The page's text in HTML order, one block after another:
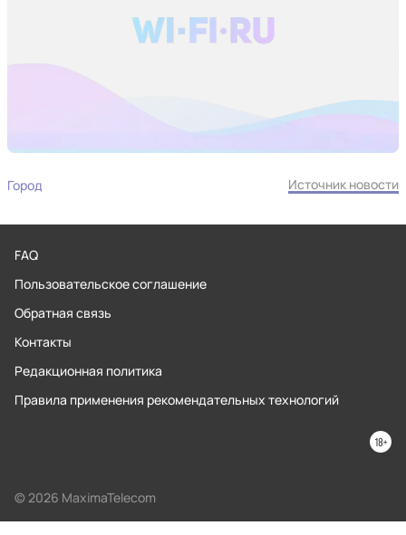
Город Источник новости
FAQ
Пользовательское соглашение
Обратная связь
Контакты
Редакционная политика
Правила применения рекомендательных технологий
© 2026 MaximaTelecom